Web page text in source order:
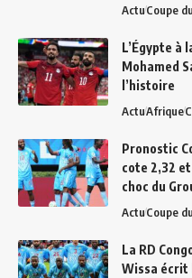
ActuCoupe
L’Égypte à
Mohamed
l’histoire
ActuAfrique
Pronostic
cote 2,32
choc du
ActuCoupe
La RD
Wissa écrit